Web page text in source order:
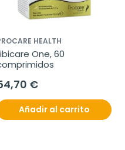
HEALTH
One, 60
€
Añadir al carrito